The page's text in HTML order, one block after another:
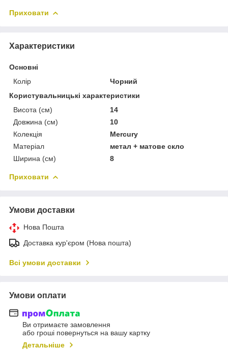
Приховати
Характеристики
Основні
Колір
Чорний
Користувальницькі характеристики
Висота (см)
14
Довжина (см)
10
Колекція
Mercury
Матеріал
метал + матове скло
Ширина (см)
8
Приховати
Умови доставки
Нова Пошта
Доставка кур'єром (Нова пошта)
Всі умови доставки
Умови оплати
Ви отримаєте замовлення
або гроші повернуться на вашу картку
Детальніше